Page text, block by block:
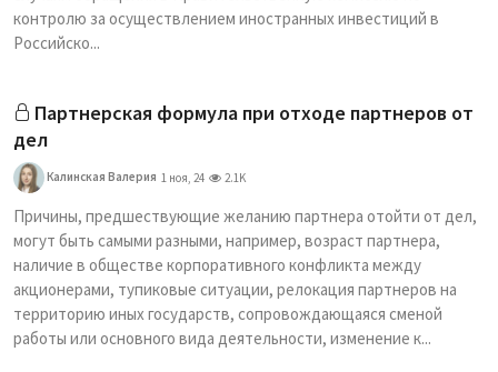
контролю за осуществлением иностранных инвестиций в
Российско...
Партнерская формула при отходе партнеров от
дел
Калинская Валерия 1 ноя, 24 2.1K
Причины, предшествующие желанию партнера отойти от дел,
могут быть самыми разными, например, возраст партнера,
наличие в обществе корпоративного конфликта между
акционерами, тупиковые ситуации, релокация партнеров на
территорию иных государств, сопровождающаяся сменой
работы или основного вида деятельности, изменение к...